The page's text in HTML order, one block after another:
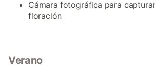
Cámara fotográfica para
floración
Verano